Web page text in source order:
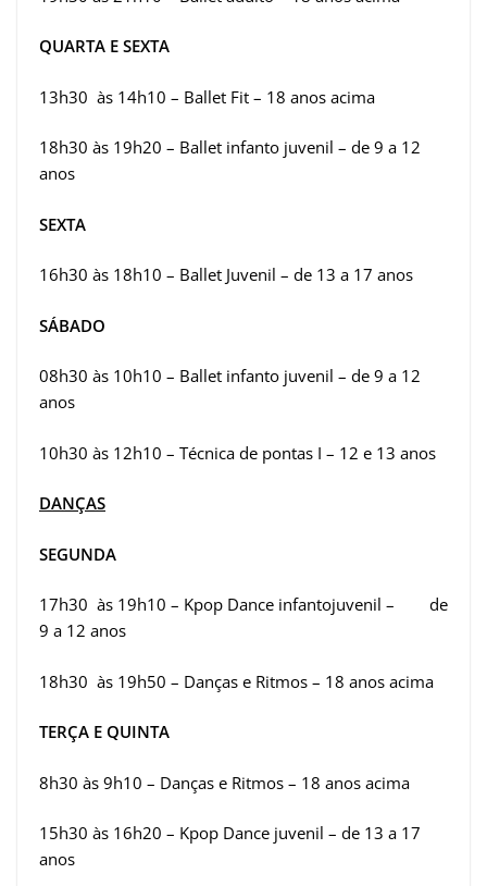
QUARTA E SEXTA
13h30 às 14h10 – Ballet Fit – 18 anos acima
18h30 às 19h20 – Ballet infanto juvenil – de 9 a 12
anos
SEXTA
16h30 às 18h10 – Ballet Juvenil – de 13 a 17 anos
SÁBADO
08h30 às 10h10 – Ballet infanto juvenil – de 9 a 12
anos
10h30 às 12h10 – Técnica de pontas I – 12 e 13 anos
DANÇAS
SEGUNDA
17h30 às 19h10 – Kpop Dance infantojuvenil – de
9 a 12 anos
18h30 às 19h50 – Danças e Ritmos – 18 anos acima
TERÇA E QUINTA
8h30 às 9h10 – Danças e Ritmos – 18 anos acima
15h30 às 16h20 – Kpop Dance juvenil – de 13 a 17
anos